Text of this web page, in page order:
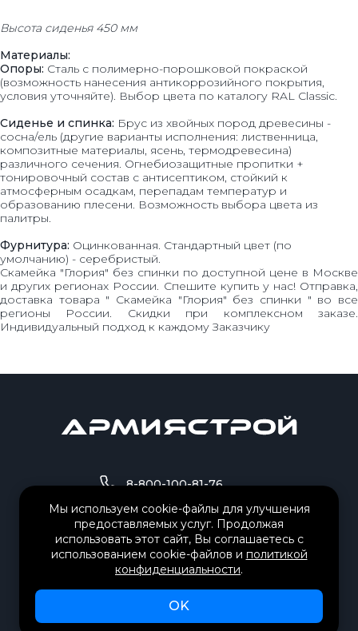
Высота сиденья 450 мм
Материалы:
Опоры: Сталь с полимерно-порошковой покраской
(возможность нанесения антикоррозийного покрытия,
условия уточняйте). Выбор цвета по каталогу RAL Classic.
Сиденье и спинка: Брус из хвойных пород древесины -
сосна/ель (другие варианты исполнения: лиственница,
композитные материалы, ясень, термодревесина)
различного сечения. Огнебиозащитные пропитки +
тонировочный состав с антисептиком, стойкий к
атмосферным осадкам, перепадам температур и
образованию плесени. Возможность выбора цвета из
палитры.
Фурнитура: Оцинкованная. Стандартный цвет (по
умолчанию) - серебристый.
Скамейка "Глория" без спинки по доступной цене в Москве
и других регионах России. Спешите купить у нас! Отправка,
доставка товара " Скамейка "Глория" без спинки " во все
регионы России. Скидки при комплексном заказе.
Индивидуальный подход к каждому Заказчику
8-800-100-81-76
8-995-503-84-01
fvs@sportarmy.ru
РЕЖИМ РАБОТЫ:
Пн-пт с 09.30 до 18.30
Мы используем cookie-файлы для улучшения
предоставляемых услуг. Продолжая
использовать этот сайт, Вы соглашаетесь с
использованием cookie-файлов и политикой
конфиденциальности.
OK